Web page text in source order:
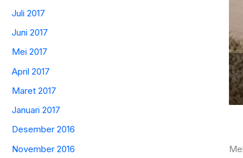
Juli 2017
Juni 2017
Mei 2017
April 2017
Maret 2017
Januari 2017
Desember 2016
November 2016